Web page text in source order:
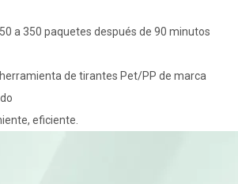
a 350 paquetes después de 90 minutos
de tirantes Pet/PP de marca
eficiente.